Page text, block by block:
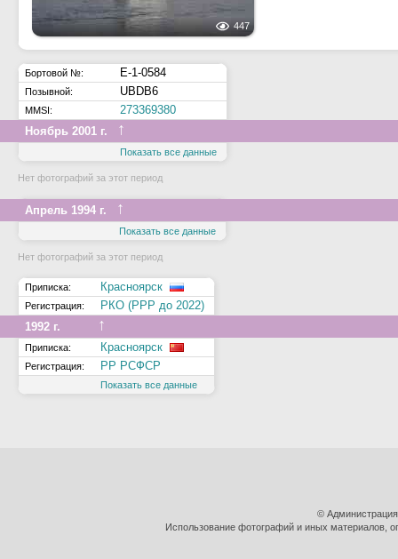
447
Бортовой №: Е-1-0584
Позывной: UBDB6
MMSI:
273369380
Ноябрь 2001 г.
↑
Показать все данные
Нет фотографий за этот период
Апрель 1994 г. ↑
Показать все данные
Нет фотографий за этот период
Приписка: Красноярск
Регистрация:
РКО (РРР до 2022)
1992 г.
↑
Приписка: Красноярск
Регистрация: РР РСФСР
Показать все данные
©
Использование фотографий и иных материалов,